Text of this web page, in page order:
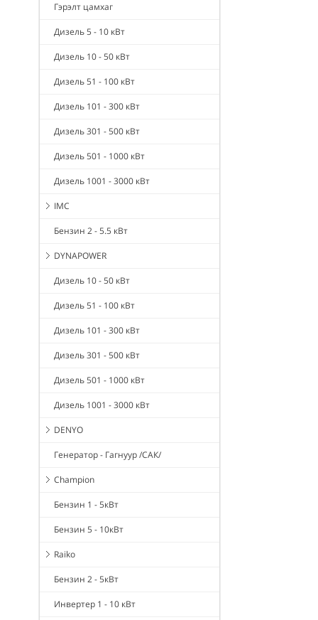
Гэрэлт цамхаг
Дизель 5 - 10 кВт
Дизель 10 - 50 кВт
Дизель 51 - 100 кВт
Дизель 101 - 300 кВт
Дизель 301 - 500 кВт
Дизель 501 - 1000 кВт
Дизель 1001 - 3000 кВт
IMC
Бензин 2 - 5.5 кВт
DYNAPOWER
Дизель 10 - 50 кВт
Дизель 51 - 100 кВт
Дизель 101 - 300 кВт
Дизель 301 - 500 кВт
Дизель 501 - 1000 кВт
Дизель 1001 - 3000 кВт
DENYO
Генератор - Гагнуур /САК/
Champion
Бензин 1 - 5кВт
Бензин 5 - 10кВт
Raiko
Бензин 2 - 5кВт
Инвертер 1 - 10 кВт